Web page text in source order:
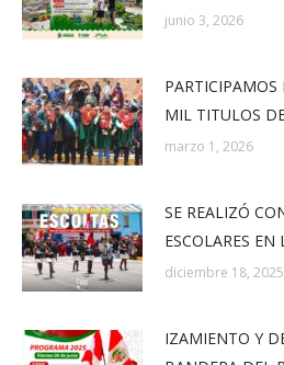
junio 3, 2026
PARTICIPAMOS
MIL TITULOS
marzo 1, 2026
SE REALIZÓ
ESCOLARES
diciembre 18, 2025
IZAMIENTO Y